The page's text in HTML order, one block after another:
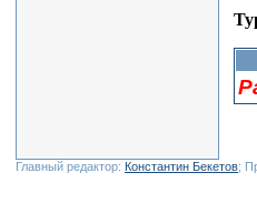
Главный редактор: Константин Бекетов;